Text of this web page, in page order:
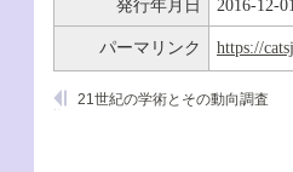
発行年月日 2016-12-01
パーマリンク https://
21世紀の学術とその動向調査